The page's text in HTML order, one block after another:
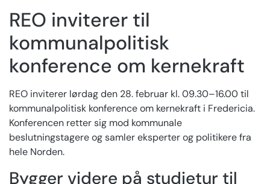
REO inviterer til
kommunalpolitisk
konference om kernekraft
REO inviterer lørdag den 28. februar kl. 09.30–16.00 til
kommunalpolitisk konference om kernekraft i Fredericia.
Konferencen retter sig mod kommunale
beslutningstagere og samler eksperter og politikere fra
hele Norden.
Bygger videre på studietur til